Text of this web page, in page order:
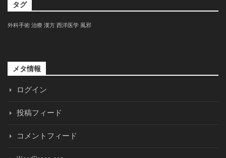
タグ
外科手術 治療 漢方 西洋医学 風邪
メタ情報
ログイン
投稿フィード
コメントフィード